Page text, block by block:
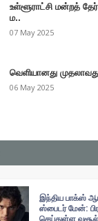
உள்ளூராட்சி மன்றத்
ம..
07 May 2025
வெளியானது
06 May 2025
இந்திய பாக்ஸ்
ஸ்பைடர் மேன்:
செய்துள்ள